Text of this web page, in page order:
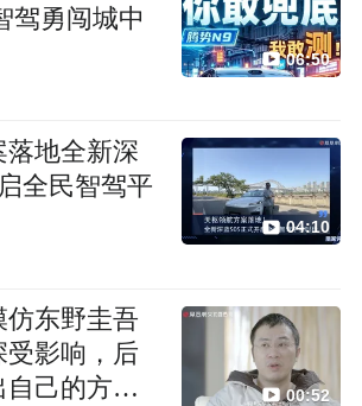
驾勇闯城中
06:50
落地全新深
全民智驾平
04:10
东野圭吾
影响，后
己的方法
00:52